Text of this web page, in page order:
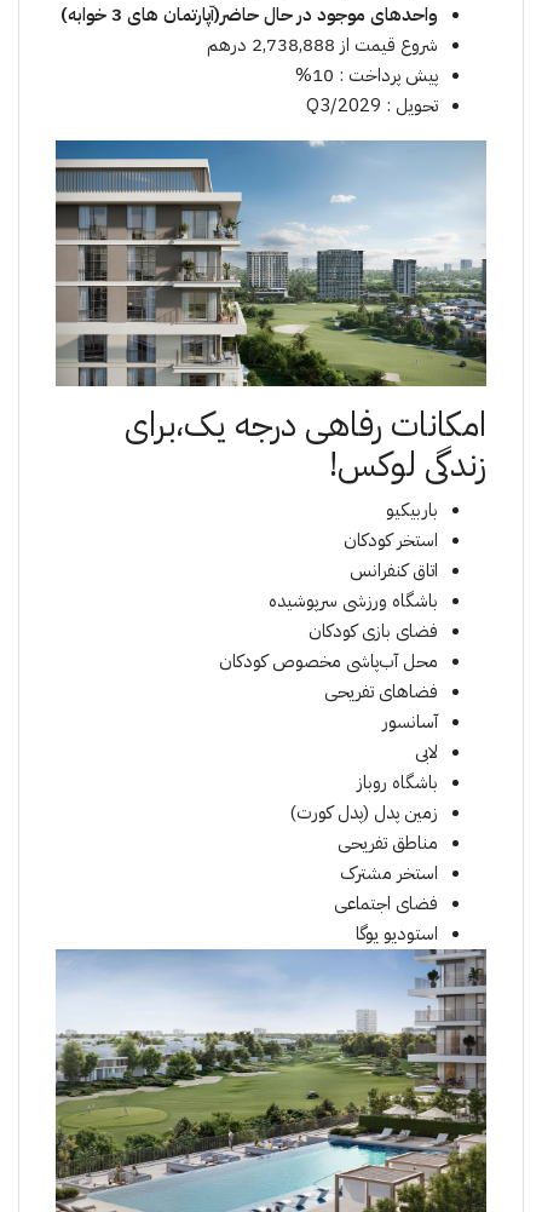
واحدهای موجود در حال حاضر(آپارتمان های 3 خوابه)
شروع قیمت از 2,738,888 درهم
پیش پرداخت : 10%
تحویل : Q3/2029
امکانات رفاهی درجه یک،برای
زندگی لوکس!
باربیکیو
استخر کودکان
اتاق کنفرانس
باشگاه ورزشی سرپوشیده
فضای بازی کودکان
محل آب‌پاشی مخصوص کودکان
فضاهای تفریحی
آسانسور
لابی
باشگاه روباز
زمین پدل (پدل کورت)
مناطق تفریحی
استخر مشترک
فضای اجتماعی
استودیو یوگا